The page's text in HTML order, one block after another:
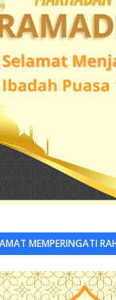
MEMPERINGATI